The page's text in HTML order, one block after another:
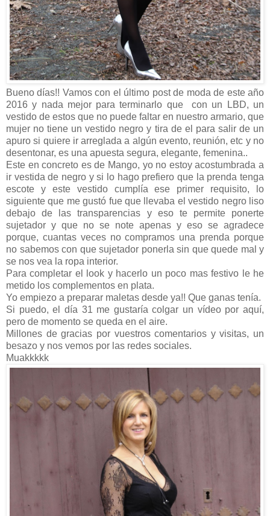
Bueno días!! Vamos con el último post de moda de este año
2016 y nada mejor para terminarlo que con un LBD, un
vestido de estos que no puede faltar en nuestro armario, que
mujer no tiene un vestido negro y tira de el para salir de un
apuro si quiere ir arreglada a algún evento, reunión, etc y no
desentonar, es una apuesta segura, elegante, femenina..
Este en concreto es de Mango, yo no estoy acostumbrada a
ir vestida de negro y si lo hago prefiero que la prenda tenga
escote y este vestido cumplía ese primer requisito, lo
siguiente que me gustó fue que llevaba el vestido negro liso
debajo de las transparencias y eso te permite ponerte
sujetador y que no se note apenas y eso se agradece
porque, cuantas veces no compramos una prenda porque
no sabemos con que sujetador ponerla sin que quede mal y
se nos vea la ropa interior.
Para completar el look y hacerlo un poco mas festivo le he
metido los complementos en plata.
Yo empiezo a preparar maletas desde ya!! Que ganas tenía.
Si puedo, el día 31 me gustaría colgar un vídeo por aquí,
pero de momento se queda en el aire.
Millones de gracias por vuestros comentarios y visitas, un
besazo y nos vemos por las redes sociales.
Muakkkkk